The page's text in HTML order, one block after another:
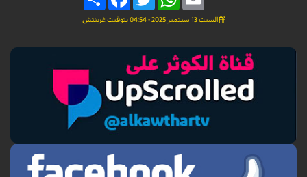
السبت 13 سبتمبر 2025 - 04:54 بتوقيت غرينتش